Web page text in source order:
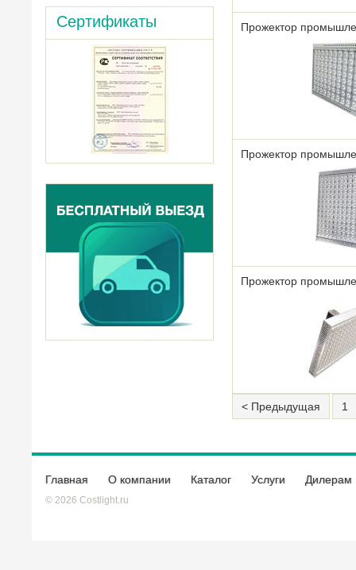
Сертификаты Прожектор
Прожектор
Прожектор
< Предыдущая 1
Главная О компании Каталог Услуги Дилерам
© 2026 Costlight.ru